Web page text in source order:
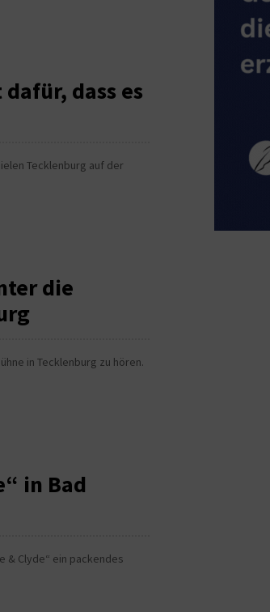
dass es
Tecklenburg auf der
die
in Tecklenburg zu hören.
in Bad
& Clyde“ ein packendes